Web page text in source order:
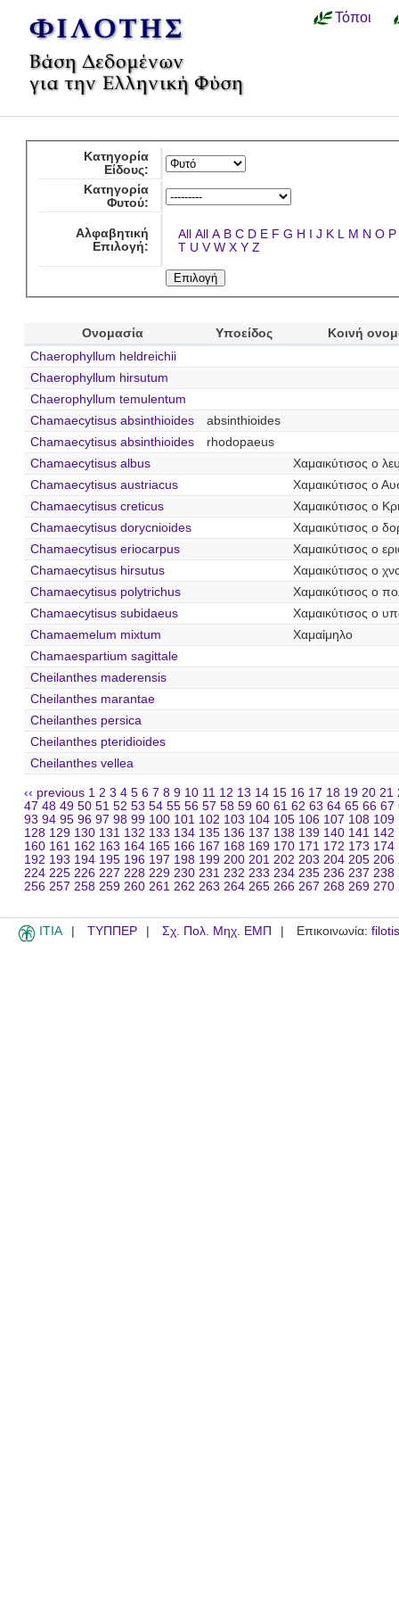
Τόποι
Κατηγορία
Είδους:
Κατηγορία
Φυτού:
Αλφαβητική
Επιλογή:
All All A B C D E F G H I J K L M N O P
T U V W X Y Z
Ονομασία Υποείδος
Κοινή
Chaerophyllum heldreichii
Chaerophyllum hirsutum
Chaerophyllum temulentum
Chamaecytisus absinthioides
absinthioides
Chamaecytisus absinthioides
rhodopaeus
Chamaecytisus albus
Χαμαικύτισος ο
Chamaecytisus austriacus
Χαμαικύτισος ο
Chamaecytisus creticus
Χαμαικύτισος ο
Chamaecytisus dorycnioides
Χαμαικύτισος ο
Chamaecytisus eriocarpus
Χαμαικύτισος ο
Chamaecytisus hirsutus
Χαμαικύτισος ο
Chamaecytisus polytrichus
Χαμαικύτισος ο
Chamaecytisus subidaeus
Χαμαικύτισος ο
Chamaemelum mixtum
Χαμαίμηλο
Chamaespartium sagittale
Cheilanthes maderensis
Cheilanthes marantae
Cheilanthes persica
Cheilanthes pteridioides
Cheilanthes vellea
‹‹ previous 1 2 3 4 5 6 7 8 9 10 11 12 13 14 15 16 17 18 19 20 21
47 48 49 50 51 52 53 54 55 56 57 58 59 60 61 62 63 64 65 66 67
93 94 95 96 97 98 99 100 101 102 103 104 105 106 107 108 109
128 129 130 131 132 133 134 135 136 137 138 139 140 141 142
160 161 162 163 164 165 166 167 168 169 170 171 172 173 174
192 193 194 195 196 197 198 199 200 201 202 203 204 205 206
224 225 226 227 228 229 230 231 232 233 234 235 236 237 238
256 257 258 259 260 261 262 263 264 265 266 267 268 269 270
ITIA ΤΥΠΠΕΡ Σχ. Πολ. Μηχ. ΕΜΠ Επικοινωνία: